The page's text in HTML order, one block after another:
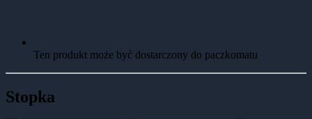
Ten produkt może być dostarczony do paczkomatu
Stopka